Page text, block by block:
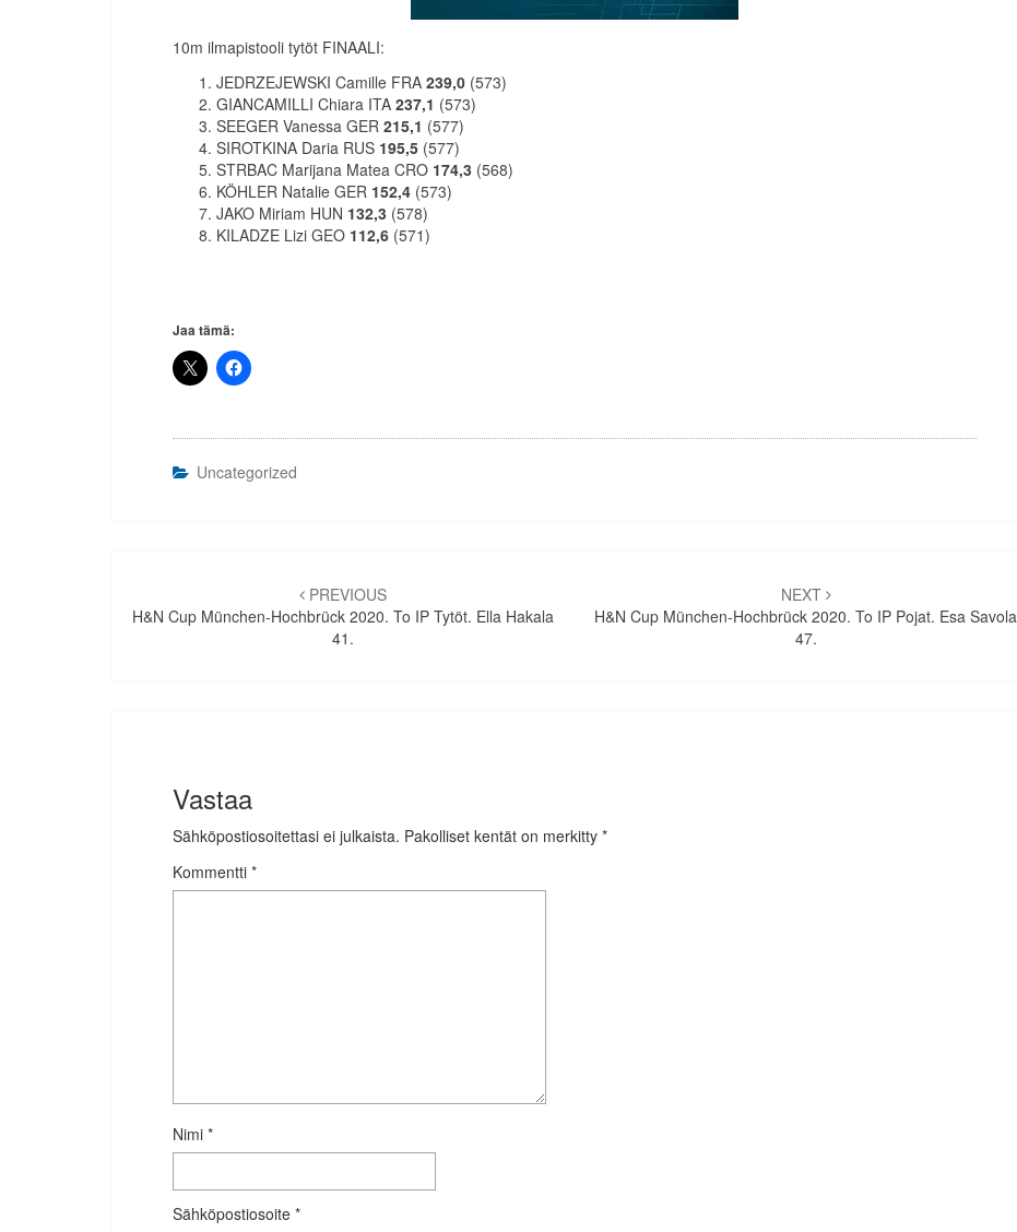
10m ilmapistooli tytöt FINAALI:
JEDRZEJEWSKI Camille FRA 239,0 (573)
GIANCAMILLI Chiara ITA 237,1 (573)
SEEGER Vanessa GER 215,1 (577)
SIROTKINA Daria RUS 195,5 (577)
STRBAC Marijana Matea CRO 174,3 (568)
KÖHLER Natalie GER 152,4 (573)
JAKO Miriam HUN 132,3 (578)
KILADZE Lizi GEO 112,6 (571)
Jaa tämä:
Uncategorized
selaus
PREVIOUS
H&N Cup München-Hochbrück 2020. To IP Tytöt. Ella Hakala
41.
NEXT
H&N Cup München-Hochbrück 2020. To IP Pojat. Esa Savola
47.
Vastaa
Sähköpostiosoitettasi ei julkaista. Pakolliset kentät on merkitty *
Kommentti *
Nimi *
Sähköpostiosoite *